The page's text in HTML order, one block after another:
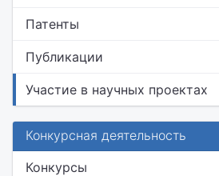
Патенты
Публикации
Участие в научных проектах
Конкурсная деятельность
Конкурсы